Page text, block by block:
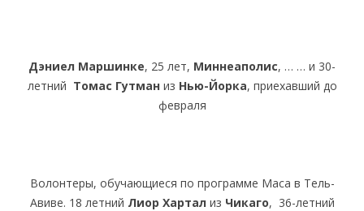
Дэниел Маршинке, 25 лет, Миннеаполис, … … и 30-
летний Томас Гутманиз Нью-Йорка, приехавший до
февраля
Волонтеры, обучающиеся по программе Маса в Тель-
Авиве. 18 летний Лиор Хартализ Чикаго, 36-летний